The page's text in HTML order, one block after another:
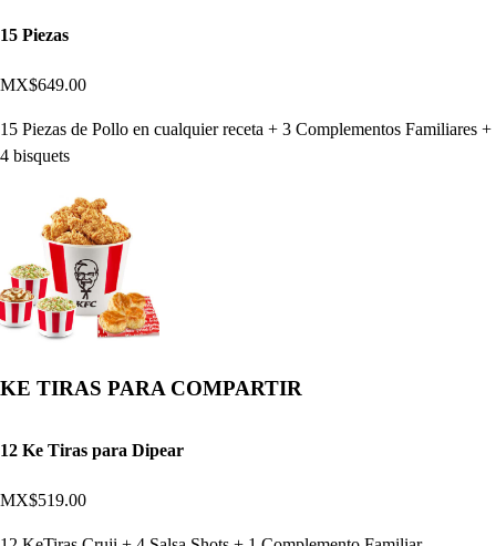
15 Piezas
MX$649.00
15 Piezas de Pollo en cualquier receta + 3 Complementos Familiares +
4 bisquets
KE TIRAS PARA COMPARTIR
12 Ke Tiras para Dipear
MX$519.00